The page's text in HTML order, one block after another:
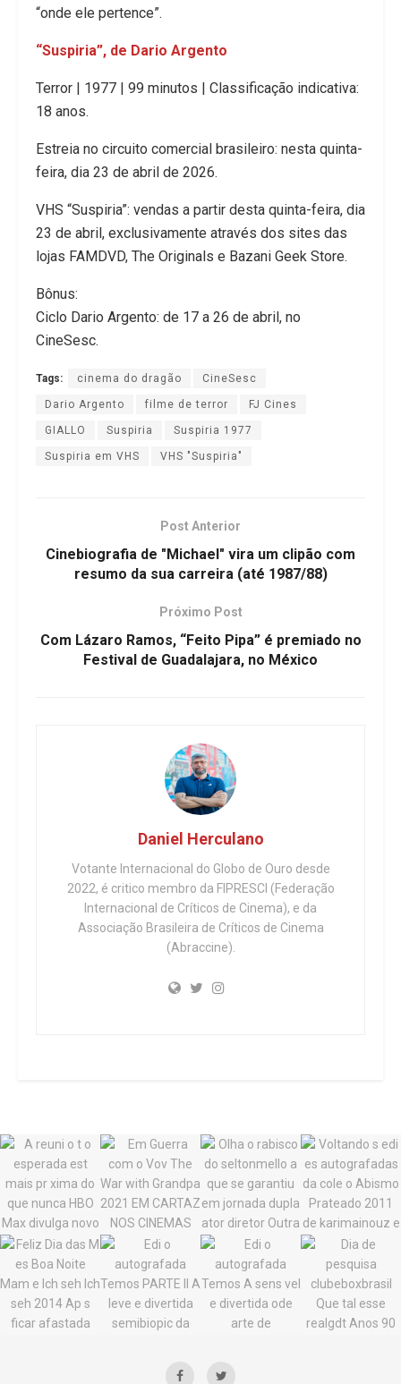
“onde ele pertence”.
“Suspiria”, de Dario Argento
Terror | 1977 | 99 minutos | Classificação indicativa:
18 anos.
Estreia no circuito comercial brasileiro: nesta quinta-
feira, dia 23 de abril de 2026.
VHS “Suspiria”: vendas a partir desta quinta-feira, dia
23 de abril, exclusivamente através dos sites das
lojas FAMDVD, The Originals e Bazani Geek Store.
Bônus:
Ciclo Dario Argento: de 17 a 26 de abril, no
CineSesc.
Tags: cinema do dragão CineSesc
Dario Argento filme de terror FJ Cines
GIALLO Suspiria Suspiria 1977
Suspiria em VHS VHS "Suspiria"
Post Anterior
Cinebiografia de "Michael" vira um clipão com
resumo da sua carreira (até 1987/88)
Próximo Post
Com Lázaro Ramos, “Feito Pipa” é premiado no
Festival de Guadalajara, no México
Daniel Herculano
Votante Internacional do Globo de Ouro desde
2022, é critico membro da FIPRESCI (Federação
Internacional de Críticos de Cinema), e da
Associação Brasileira de Críticos de Cinema
(Abraccine).